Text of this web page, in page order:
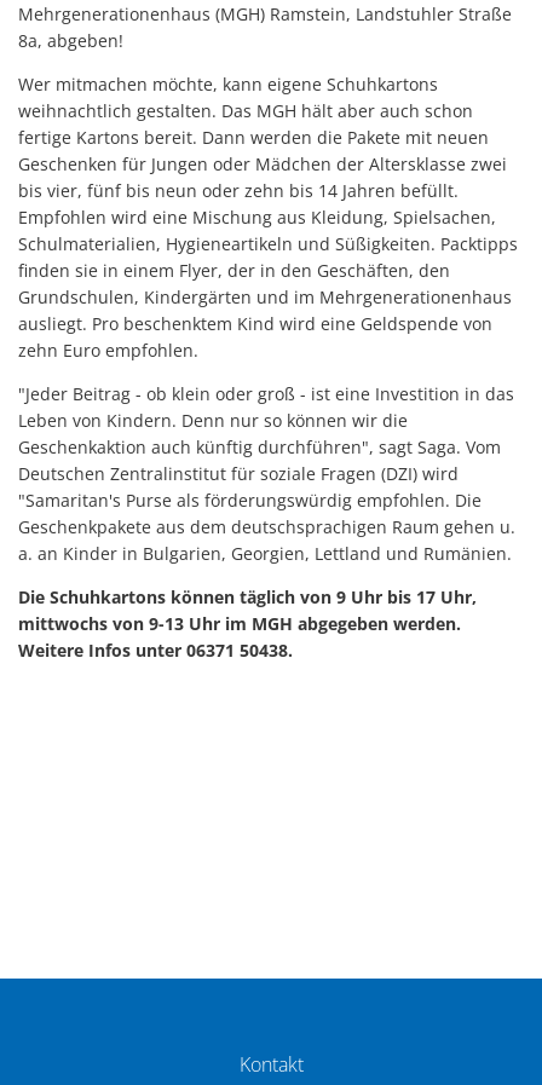
Mehrgenerationenhaus (MGH) Ramstein, Landstuhler Straße
8a, abgeben!
Wer mitmachen möchte, kann eigene Schuhkartons
weihnachtlich gestalten. Das MGH hält aber auch schon
fertige Kartons bereit. Dann werden die Pakete mit neuen
Geschenken für Jungen oder Mädchen der Altersklasse zwei
bis vier, fünf bis neun oder zehn bis 14 Jahren befüllt.
Empfohlen wird eine Mischung aus Kleidung, Spielsachen,
Schulmaterialien, Hygieneartikeln und Süßigkeiten. Packtipps
finden sie in einem Flyer, der in den Geschäften, den
Grundschulen, Kindergärten und im Mehrgenerationenhaus
ausliegt. Pro beschenktem Kind wird eine Geldspende von
zehn Euro empfohlen.
"Jeder Beitrag - ob klein oder groß - ist eine Investition in das
Leben von Kindern. Denn nur so können wir die
Geschenkaktion auch künftig durchführen", sagt Saga. Vom
Deutschen Zentralinstitut für soziale Fragen (DZI) wird
"Samaritan's Purse als förderungswürdig empfohlen. Die
Geschenkpakete aus dem deutschsprachigen Raum gehen u.
a. an Kinder in Bulgarien, Georgien, Lettland und Rumänien.
Die Schuhkartons können täglich von 9 Uhr bis 17 Uhr,
mittwochs von 9-13 Uhr im MGH abgegeben werden.
Weitere Infos unter 06371 50438.
Kontakt